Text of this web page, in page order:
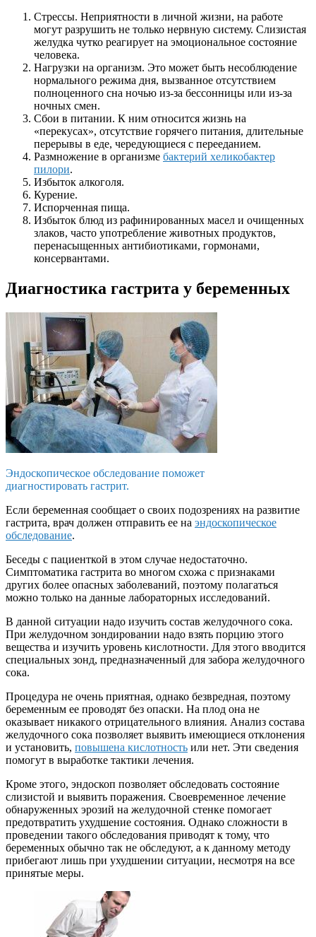
Стрессы. Неприятности в личной жизни, на работе
могут разрушить не только нервную систему. Слизистая
желудка чутко реагирует на эмоциональное состояние
человека.
Нагрузки на организм. Это может быть несоблюдение
нормального режима дня, вызванное отсутствием
полноценного сна ночью из-за бессонницы или из-за
ночных смен.
Сбои в питании. К ним относится жизнь на
«перекусах», отсутствие горячего питания, длительные
перерывы в еде, чередующиеся с перееданием.
Размножение в организме бактерий хеликобактер
пилори.
Избыток алкоголя.
Курение.
Испорченная пища.
Избыток блюд из рафинированных масел и очищенных
злаков, часто употребление животных продуктов,
перенасыщенных антибиотиками, гормонами,
консервантами.
Диагностика гастрита у беременных
Эндоскопическое обследование поможет
диагностировать гастрит.
Если беременная сообщает о своих подозрениях на развитие
гастрита, врач должен отправить ее на эндоскопическое
обследование.
Беседы с пациенткой в этом случае недостаточно.
Симптоматика гастрита во многом схожа с признаками
других более опасных заболеваний, поэтому полагаться
можно только на данные лабораторных исследований.
В данной ситуации надо изучить состав желудочного сока.
При желудочном зондировании надо взять порцию этого
вещества и изучить уровень кислотности. Для этого вводится
специальных зонд, предназначенный для забора желудочного
сока.
Процедура не очень приятная, однако безвредная, поэтому
беременным ее проводят без опаски. На плод она не
оказывает никакого отрицательного влияния. Анализ состава
желудочного сока позволяет выявить имеющиеся отклонения
и установить, повышена кислотность или нет. Эти сведения
помогут в выработке тактики лечения.
Кроме этого, эндоскоп позволяет обследовать состояние
слизистой и выявить поражения. Своевременное лечение
обнаруженных эрозий на желудочной стенке помогает
предотвратить ухудшение состояния. Однако сложности в
проведении такого обследования приводят к тому, что
беременных обычно так не обследуют, а к данному методу
прибегают лишь при ухудшении ситуации, несмотря на все
принятые меры.